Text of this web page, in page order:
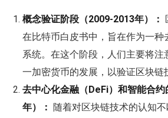
概念验证阶段（2009-2013年）：
在比特币白皮书中，旨在作为一种
系统。在这个阶段，人们主要将注
一加密货币的发展，以验证区块链
去中心化金融（DeFi）和智能合
年）： 随着对区块链技术的认知